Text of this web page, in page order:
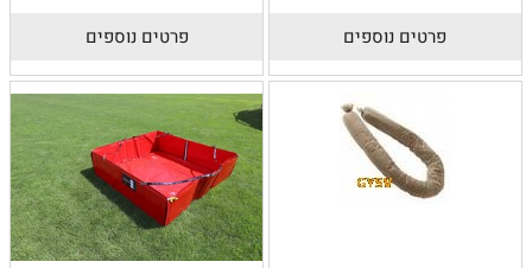
פרטים נוספים פרטים נוספים